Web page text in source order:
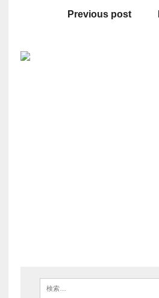
Previous post